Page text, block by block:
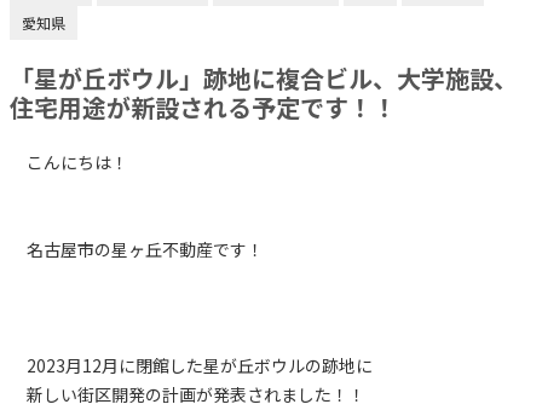
愛知県
「星が丘ボウル」跡地に複合ビル、大学施設、
住宅用途が新設される予定です！！
こんにちは！
名古屋市の星ヶ丘不動産です！
2023月12月に閉館した星が丘ボウルの跡地に
新しい街区開発の計画が発表されました！！